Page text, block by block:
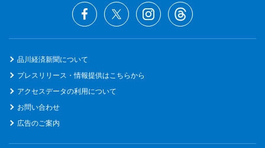
品川経済新聞について
プレスリリース・情報提供はこちらから
アクセスデータの利用について
お問い合わせ
広告のご案内